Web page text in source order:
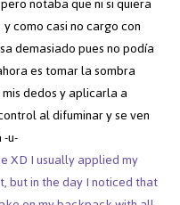
como casi no cargo con
demasiado pues no podía
es tomar la sombra
dedos y aplicarla a
al difuminar y se ven
u-
XD I usually applied my
but in the day I noticed that